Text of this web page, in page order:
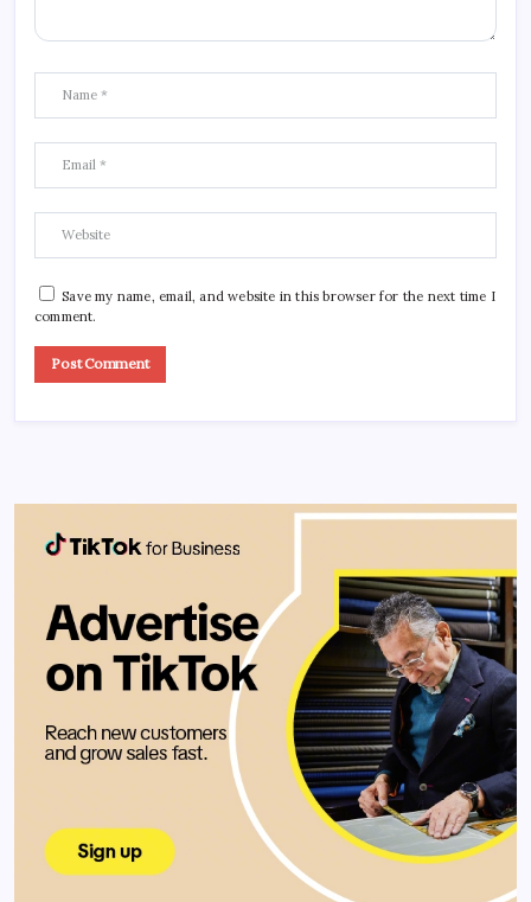
Save my name, email, and website in this browser for the next time I
comment.